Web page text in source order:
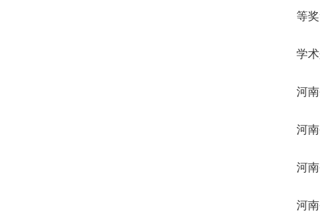
等
学
河
河
河
河